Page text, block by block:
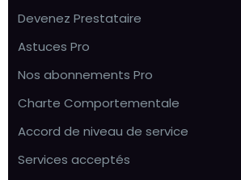
Devenez Prestataire
Astuces Pro
Nos abonnements Pro
Charte Comportementale
Accord de niveau de service
Services acceptés